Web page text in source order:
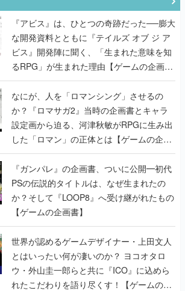
『アビス』は、ひとつの奇跡だった──膨大
な開発資料とともに『テイルズ オブ ジ ア
ビス』開発陣に聞く、「生まれた意味を知
るRPG」が生まれた理由【ゲームの企画
書】
なにが、人を「ロマンシング」させるの
か？『ロマサガ2』当時の企画書とキャラ
設定画から迫る、河津秋敏がRPGに生み出
した「ロマン」の正体とは【ゲームの企画
書】
『ガンパレ』の企画書、ついに公開━初代
PSの伝説的タイトルは、なぜ生まれたの
か？そして『LOOP8』へ受け継がれたもの
【ゲームの企画書】
世界が認めるゲームデザイナー・上田文人
とはいったい何が凄いのか？ ヨコオタロ
ウ・外山圭一郎らと共に『ICO』に込めら
れたこだわりを語り尽くす！【ゲームの企